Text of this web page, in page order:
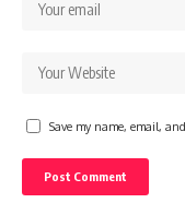
Save my name, email,